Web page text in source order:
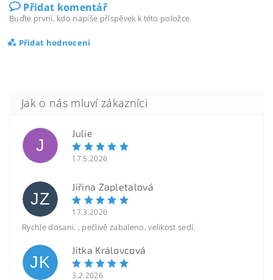
Přidat komentář
Buďte první, kdo napíše příspěvek k této položce.
Přidat hodnocení
J
Julie
17.5.2026
JZ
Jiřina Zapletalová
17.3.2026
Rychle dosani, , pečlivě zabaleno, velikost sedí.
JK
Jitka Královcová
3.2.2026